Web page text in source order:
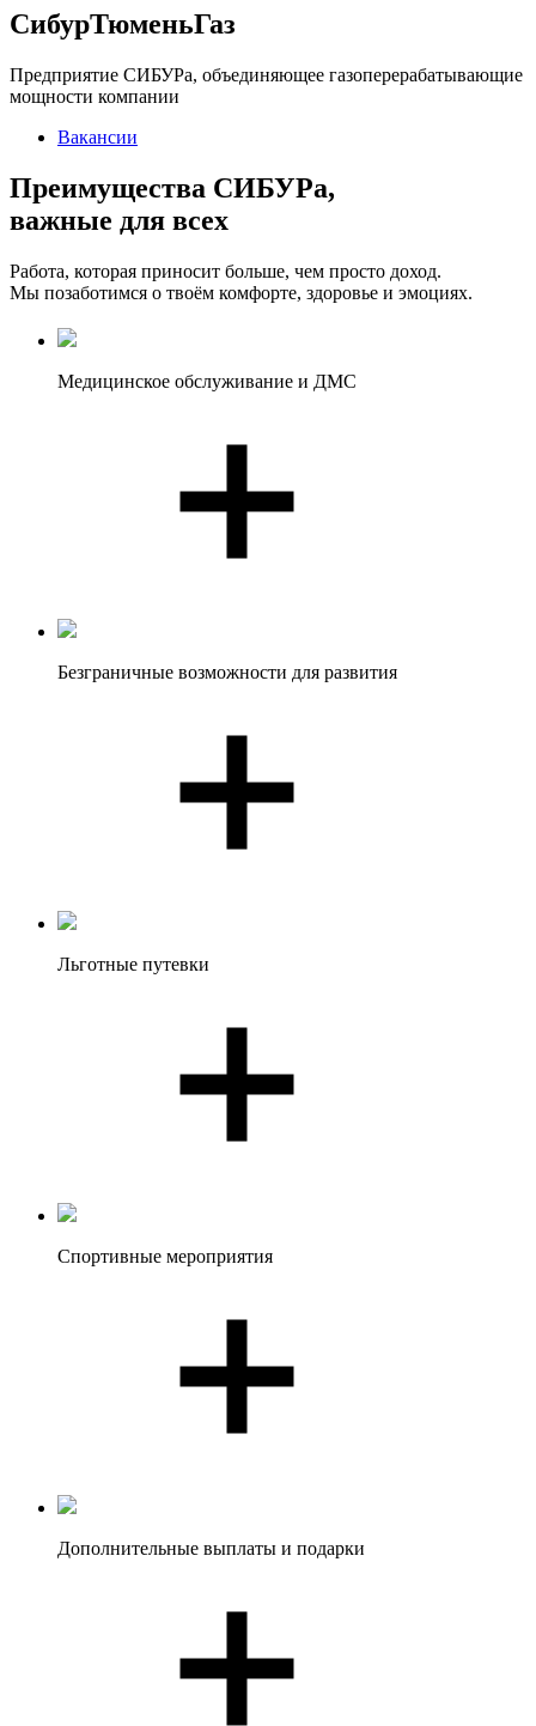
СибурТюменьГаз
Предприятие СИБУРа, объединяющее газоперерабатывающие
мощности компании
Вакансии
Преимущества СИБУРа,
важные для всех
Работа, которая приносит больше, чем просто доход.
Мы позаботимся о твоём комфорте, здоровье и эмоциях.
Медицинское обслуживание и ДМС
Безграничные возможности для развития
Льготные путевки
Спортивные мероприятия
Дополнительные выплаты и подарки